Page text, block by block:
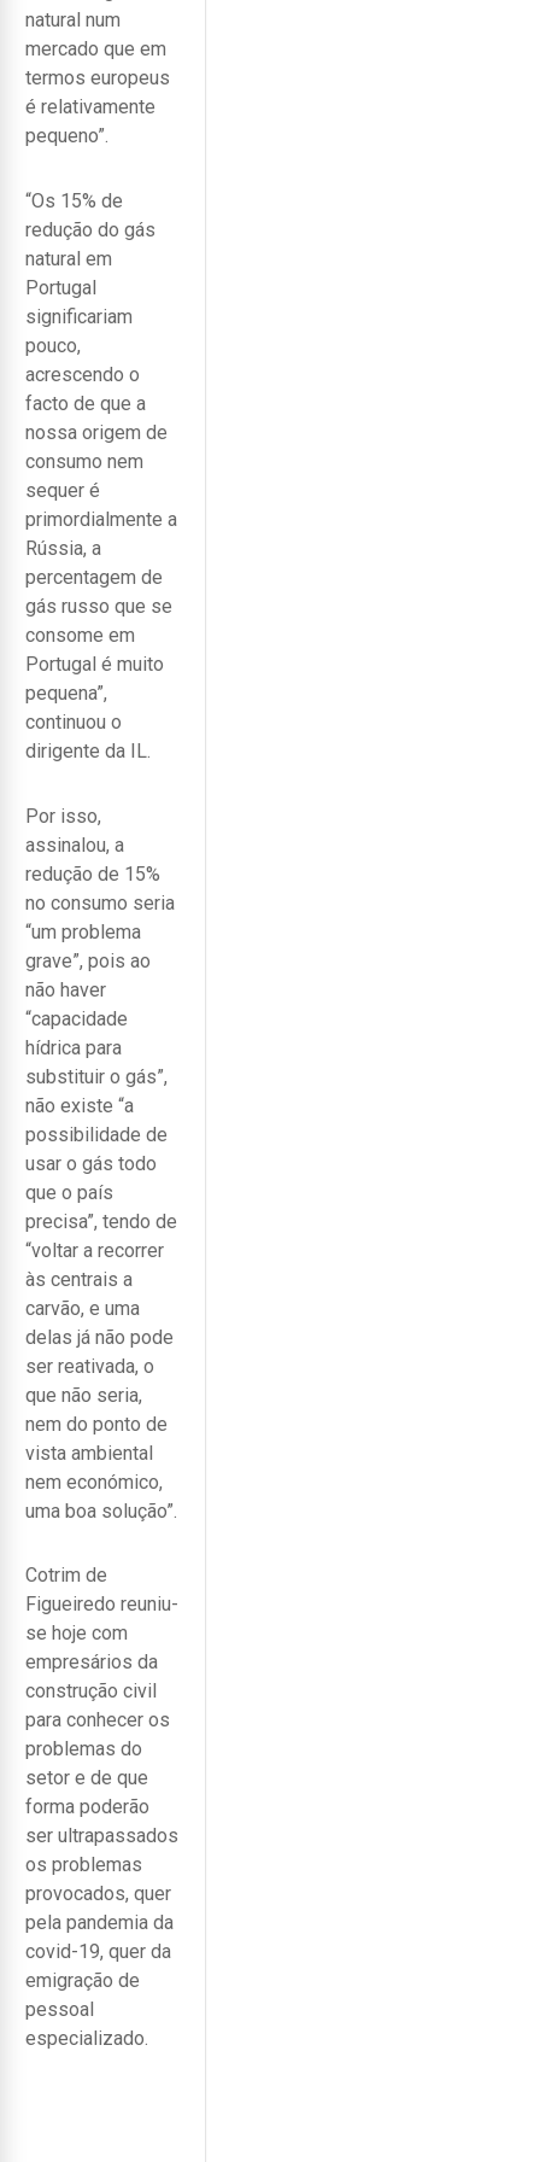
natural num
mercado que em
termos europeus
é relativamente
pequeno”.
“Os 15% de
redução do gás
natural em
Portugal
significariam
pouco,
acrescendo o
facto de que a
nossa origem de
consumo nem
sequer é
primordialmente a
Rússia, a
percentagem de
gás russo que se
consome em
Portugal é muito
pequena”,
continuou o
dirigente da IL.
Por isso,
assinalou, a
redução de 15%
no consumo seria
“um problema
grave”, pois ao
não haver
“capacidade
hídrica para
substituir o gás”,
não existe “a
possibilidade de
usar o gás todo
que o país
precisa”, tendo de
“voltar a recorrer
às centrais a
carvão, e uma
delas já não pode
ser reativada, o
que não seria,
nem do ponto de
vista ambiental
nem económico,
uma boa solução”.
Cotrim de
Figueiredo reuniu-
se hoje com
empresários da
construção civil
para conhecer os
problemas do
setor e de que
forma poderão
ser ultrapassados
os problemas
provocados, quer
pela pandemia da
covid-19, quer da
emigração de
pessoal
especializado.